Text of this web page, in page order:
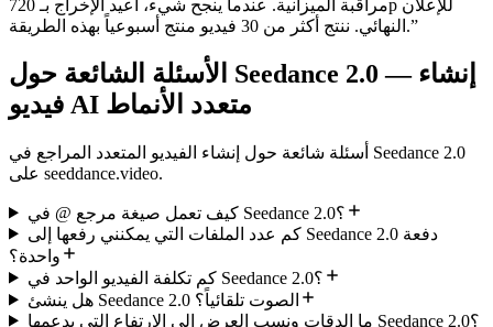
مراقبة الميزانية. عندما ينجح شيء، أعيد الإخراج بـ 720p للإعلان
النهائي. ننتج أكثر من 30 فيديو منتج أسبوعياً بهذه الطريقة.”
الأسئلة الشائعة حول Seedance 2.0 — إنشاء
فيديو AI متعدد الأنماط
أسئلة شائعة حول إنشاء الفيديو المتعدد المراجع في Seedance 2.0
على seeddance.video.
كيف تعمل صيغة مرجع @ في Seedance 2.0؟
كم عدد الملفات التي يمكنني رفعها إلى Seedance 2.0 دفعة
واحدة؟
كم تكلفة الفيديو الواحد في Seedance 2.0؟
هل ينشئ Seedance 2.0 الصوت تلقائياً؟
ما الدقات ونسب العرض إلى الارتفاع التي يدعمها Seedance 2.0؟